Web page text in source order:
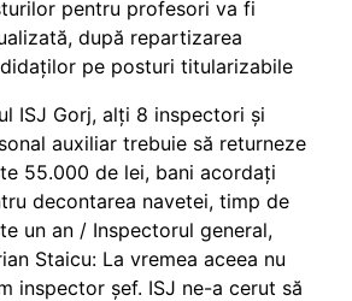
pentru profesori va fi
după repartizarea
pe posturi titularizabile
ISJ Gorj, alți 8 inspectori și
auxiliar trebuie să returneze
55.000 de lei, bani acordați
decontarea navetei, timp de
un an / Inspectorul general,
Staicu: La vremea aceea nu
inspector șef. ISJ ne-a cerut să